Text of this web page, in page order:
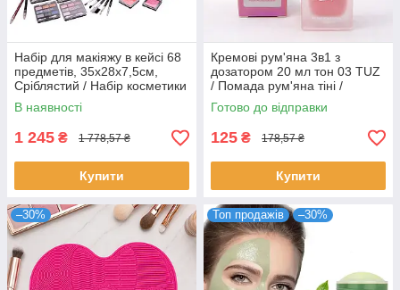
Набір для макіяжу в кейсі 68
предметів, 35х28х7,5см,
Сріблястий / Набір косметики
для макіяжу / Косметичний
набір
В наявності
1 245 ₴ 1 778,57 ₴
Купити
Кремові рум'яна 3в1 з
дозатором 20 мл тон 03 TUZ
/ Помада рум'яна тіні /
Рум'яна рідкі
Готово до відправки
125 ₴ 178,57 ₴
Купити
–30% Топ продажів –30%